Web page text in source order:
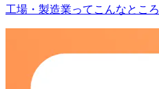
工場・製造業ってこんなところ